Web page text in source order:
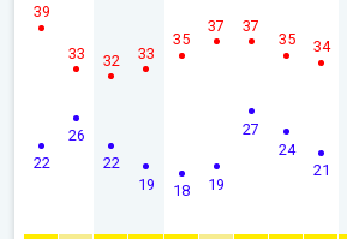
22
39
26
33
22
32
19
33
18
35
19
37
27
37
24
35
21
34